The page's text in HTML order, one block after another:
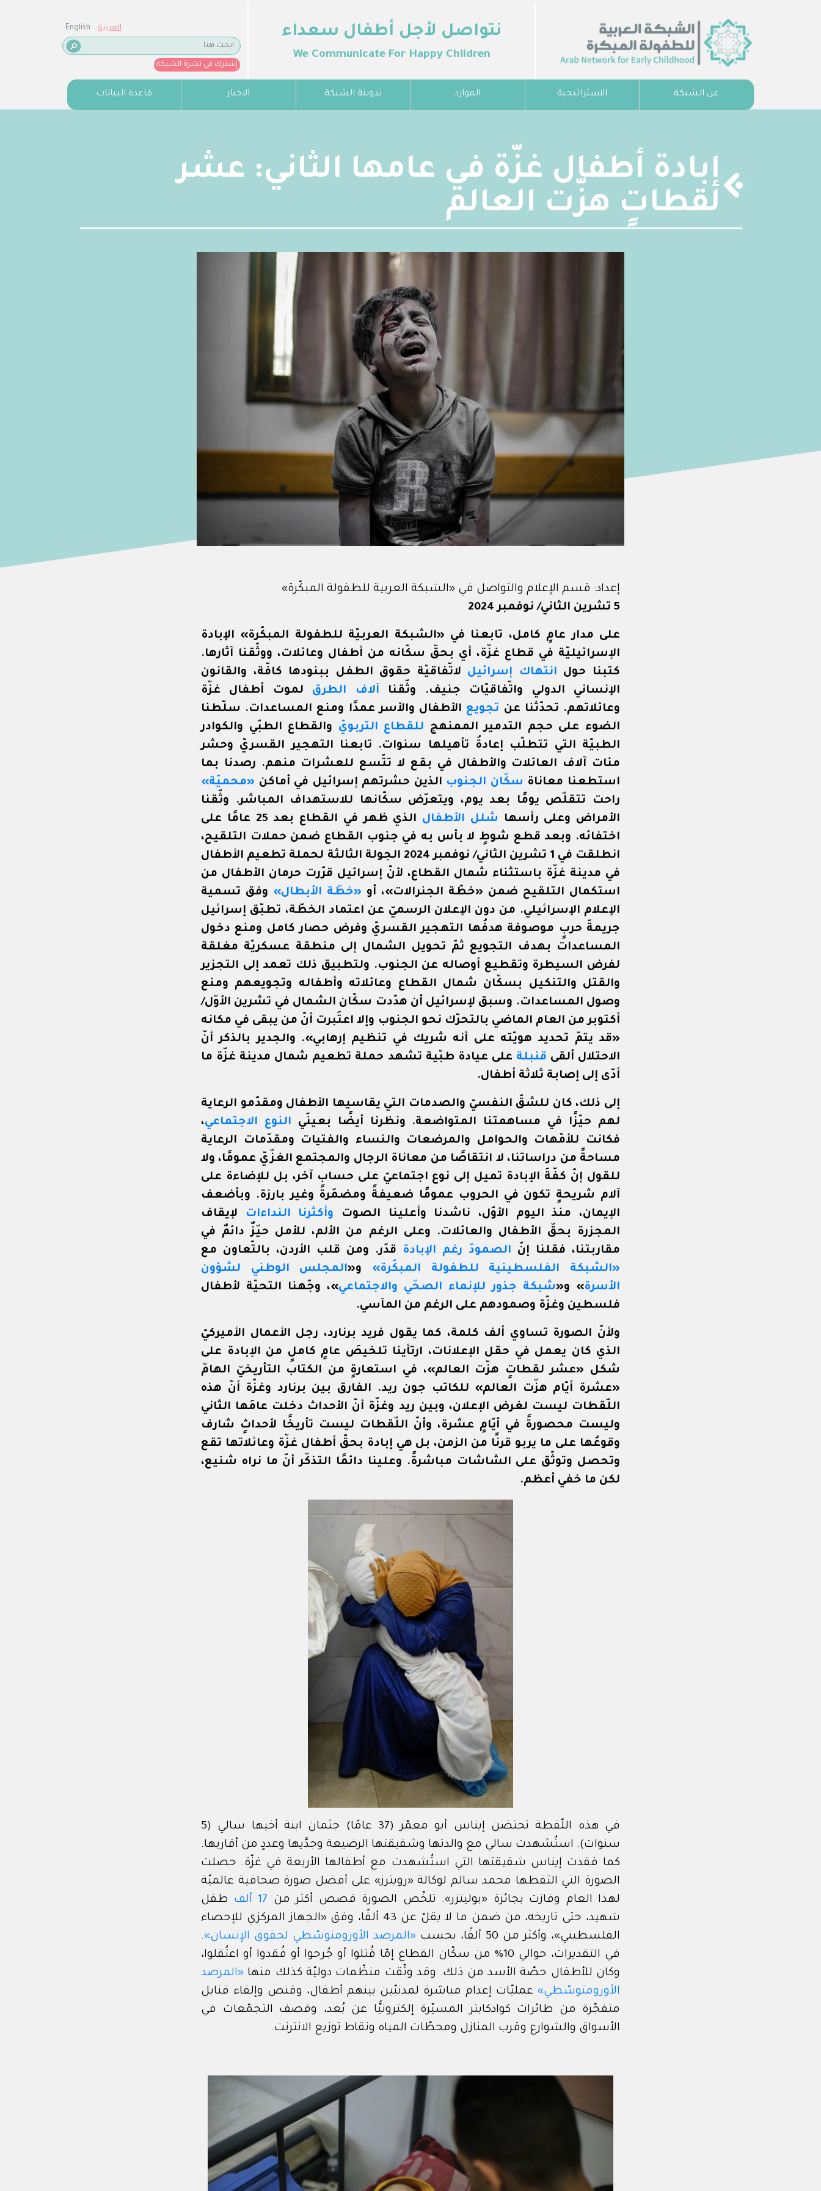
English العربية
إشترك في نشرة الشبكة
نتواصل لأجل أطفال سعداء
We Communicate For Happy Children
قاعدة البيانات الاخبار تدوينة الشبكة الموارد الاستراتيجية عن الشبكة
إبادة أطفال غزّة في عامها الثاني: عشر
لقطاتٍ هزّت العالم
إعداد: قسم الإعلام والتواصل في «الشبكة العربية للطفولة المبكّرة»
5 تشرين الثاني/ نوفمبر 2024
على مدار عامٍ كامل، تابعنا في «الشبكة العربيّة للطفولة المبكّرة» الإبادة
الإسرائيليّة في قطاع غزّة، أي بحقّ سكّانه من أطفال وعائلات، ووثّقنا آثارها.
كتبنا حول انتهاك إسرائيل لاتّفاقيّة حقوق الطفل ببنودها كافّة، والقانون
الإنساني الدولي واتّفاقيّات جنيف. وثّقنا آلاف الطرق لموت أطفال غزّة
وعائلاتهم. تحدّثنا عن تجويع الأطفال والأسر عمدًا ومنع المساعدات. سلّطنا
الضوء على حجم التدمير الممنهج للقطاع التربويّ والقطاع الطبّي والكوادر
الطبيّة التي تتطلّب إعادةُ تأهيلها سنوات. تابعنا التهجير القسريّ وحشر
مئات آلاف العائلات والأطفال في بقع لا تتّسع للعشرات منهم. رصدنا بما
استطعنا معاناة سكّان الجنوب الذين حشرتهم إسرائيل في أماكن «محميّة»
راحت تتقلّص يومًا بعد يوم، ويتعرّض سكّانها للاستهداف المباشر. وثّقنا
الأمراض وعلى رأسها شلل الأطفال
الذي ظهر في القطاع بعد 25 عامًا على
اختفائه. وبعد قطع شوطٍ لا بأس به في جنوب القطاع ضمن حملات التلقيح،
انطلقت في 1 تشرين الثاني/ نوفمبر 2024 الجولة الثالثة لحملة تطعيم الأطفال
في مدينة غزّة باستثناء شمال القطاع، لأنّ إسرائيل قرّرت حرمان الأطفال من
استكمال التلقيح ضمن «خطّة الجنرالات»، أو «خطّة الأبطال» وفق تسمية
الإعلام الإسرائيلي. من دون الإعلان الرسميّ عن اعتماد الخطّة، تطبّق إسرائيل
جريمةَ حربٍ موصوفة هدفُها التهجير القسريّ وفرض حصار كامل ومنع دخول
المساعدات بهدف التجويع ثمّ تحويل الشمال إلى منطقة عسكريّة مغلقة
لفرض السيطرة وتقطيع أوصاله عن الجنوب. ولتطبيق ذلك تعمد إلى التجزير
والقتل والتنكيل بسكّان شمال القطاع وعائلاته وأطفاله وتجويعهم ومنع
وصول المساعدات. وسبق لإسرائيل أن هدّدت سكّان الشمال في تشرين الأوّل/
أكتوبر من العام الماضي بالتحرّك نحو الجنوب وإلا اعتَبرت أنّ من يبقى في مكانه
«قد يتمّ تحديد هويّته على أنه شريك في تنظيم إرهابي». والجدير بالذكر أنّ
الاحتلال ألقى قنبلة على عيادة طبّية تشهد حملة تطعيم شمال مدينة غزّة ما
أدّى إلى إصابة ثلاثة أطفال.
إلى ذلك، كان للشقّ النفسيّ والصدمات التي يقاسيها الأطفال ومقدّمو الرعاية
لهم حيّزًا في مساهمتنا المتواضعة. ونظرنا أيضًا بعينَي النوع الاجتماعي،
فكانت للأمّهات والحوامل والمرضعات والنساء والفتيات ومقدّمات الرعاية
مساحةً من دراساتنا، لا انتقاصًا من معاناة الرجال والمجتمع الغزّيّ عمومًا، ولا
للقول إنّ كفّةَ الإبادة تميل إلى نوع اجتماعيّ على حساب آخر، بل للإضاءة على
آلام شريحةٍ تكون في الحروب عمومًا ضعيفةً ومضمَرةً وغير بارزة. وبأضعف
الإيمان، منذ اليوم الأوّل، ناشدنا وأعلينا الصوت وأكثرنا النداءات
لإيقاف
المجزرة بحقّ الأطفال والعائلات. وعلى الرغم من الألم، للأمل حيّزٌ دائمٌ في
مقاربتنا، فقلنا إنّ الصمودَ رغم الإبادة قدَر. ومن قلب الأردن، بالتّعاون مع
«الشبكة الفلسطينية للطفولة المبكّرة» و«المجلس الوطني لشؤون
الأسرة» و«شبكة جذور للإنماء الصحّي والاجتماعي»، وجّهنا التحيّة لأطفال
فلسطين وغزّة وصمودهم على الرغم من المآسي.
ولأنّ الصورة تساوي ألف كلمة، كما يقول فريد برنارد، رجل الأعمال الأميركيّ
الذي كان يعمل في حقل الإعلانات، ارتأينا تلخيصَ عامٍ كاملٍ من الإبادة على
شكل «عشر لقطاتٍ هزّت العالم»، في استعارةٍ من الكتاب التأريخيّ الهامّ
«عشرة أيّام هزّت العالم» للكاتب جون ريد. الفارق بين برنارد وغزّة أنّ هذه
اللّقطات ليست لغرض الإعلان، وبين ريد وغزّة أنّ الأحداث دخلت عامَها الثاني
وليست محصورةً في أيّامٍ عشرة، وأنّ اللّقطات ليست تأريخًا لأحداثٍ شارف
وقوعُها على ما يربو قرنًا من الزمن، بل هي إبادة بحقّ أطفال غزّة وعائلاتها تقع
وتحصل وتوثّق على الشاشات مباشرةً. وعلينا دائمًا التذكّر أنّ ما نراه شنيع،
لكن ما خفي أعظم.
في هذه اللّقطة تحتضن إيناس أبو معمّر (37 عامًا) جثمان ابنة أخيها سالي (5
سنوات). استُشهدت سالي مع والدتها وشقيقتها الرضيعة وجدَّيها وعددٍ من أقاربها.
كما فقدت إيناس شقيقتها التي استُشهدت مع أطفالها الأربعة في غزّة. حصلت
الصورة التي التقطها محمد سالم لوكالة «رويترز» على أفضل صورة صحافية عالميّة
لهذا العام وفازت بجائزة «بوليتزر». تلخّص الصورة قصص أكثر من 17 ألف
طفل
شهيد، حتى تاريخه، من ضمن ما لا يقلّ عن 43 ألفًا، وفق «الجهاز المركزي للإحصاء
الفلسطيني»، وأكثر من 50 ألفًا، بحسب
«المرصد الأورومتوسّطي لحقوق الإنسان».
في التقديرات، حوالي 10% من سكّان القطاع
إمّا قُتلوا أو جُرحوا أو فُقدوا أو اعتُقلوا،
وكان للأطفال حصّة الأسد من ذلك. وقد وثّقت منظّمات دوليّة كذلك منها «المرصد
الأورومتوسّطي» عمليّات إعدام مباشرة لمدنيّين بينهم أطفال، وقنص وإلقاء قنابل
متفجّرة من طائرات كوادكابتر المسيّرة إلكترونيًّا عن بُعد، وقصف التجمّعات في
الأسواق والشوارع وقرب المنازل ومحطّات المياه ونقاط توزيع الانترنت.